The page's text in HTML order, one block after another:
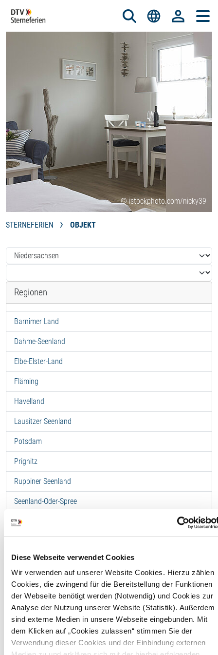
Diese Webseite verwendet Cookies
Wir verwenden auf unserer Website Cookies. Hierzu zählen
Cookies, die zwingend für die Bereitstellung der Funktionen
der Webseite benötigt werden (Notwendig) und Cookies zur
Analyse der Nutzung unserer Website (Statistik). Außerdem
sind externe Medien in unsere Webseite eingebunden. Mit
dem Klicken auf „Cookies zulassen“ stimmen Sie der
Verwendung dieser Cookies und der Einbindung externen
© istockphoto.com/nicky39
STERNEFERIEN OBJEKT
Regionen
Barnimer Land
Dahme-Seenland
Elbe-Elster-Land
Fläming
Havelland
Lausitzer Seenland
Potsdam
Prignitz
Ruppiner Seenland
Seenland-Oder-Spree
Spreewald
Ferienzimmer -
Schrebenza Apartments
& Natur
F